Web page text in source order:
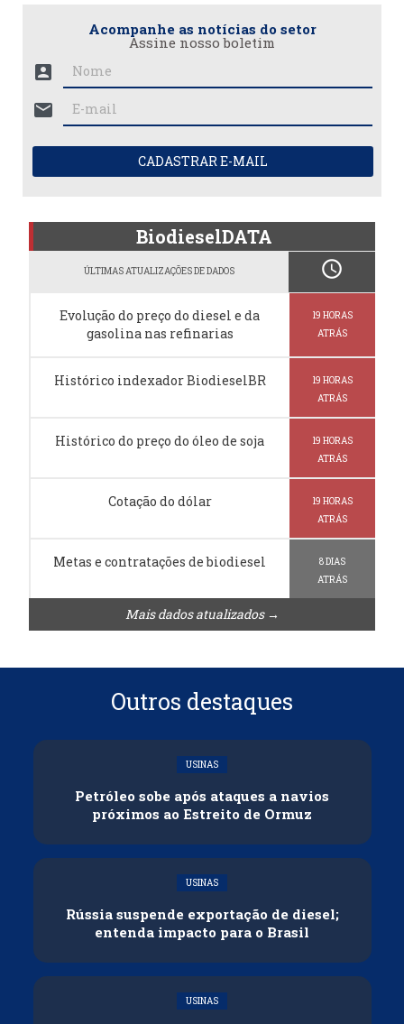
Acompanhe as notícias do setor
Assine nosso boletim
account_box
mail
CADASTRAR E-MAIL
BiodieselDATA
ÚLTIMAS ATUALIZAÇÕES DE DADOS schedule
Evolução do preço do diesel e da
gasolina nas refinarias
19 HORAS
ATRÁS
Histórico indexador BiodieselBR
19 HORAS
ATRÁS
Histórico do preço do óleo de soja
19 HORAS
ATRÁS
Cotação do dólar
19 HORAS
ATRÁS
Metas e contratações de biodiesel
8 DIAS
ATRÁS
Mais dados atualizados →
Outros destaques
USINAS
Petróleo sobe após ataques a navios
próximos ao Estreito de Ormuz
USINAS
Rússia suspende exportação de diesel;
entenda impacto para o Brasil
USINAS